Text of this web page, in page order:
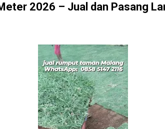
2026 – Jual dan Pasang